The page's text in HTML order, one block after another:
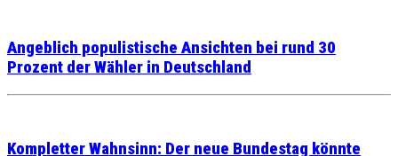
Angeblich populistische Ansichten bei rund 30
Prozent der Wähler in Deutschland
Kompletter Wahnsinn: Der neue Bundestag könnte